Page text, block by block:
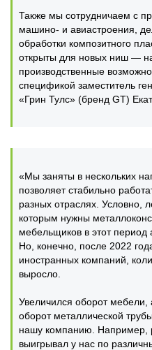
Также мы сотрудничаем с
машино- и авиастроения,
обработки композитного
открыты для новых ниш —
производственные
спецификой заместитель
«Грин Тулс» (бренд GT)
«Мы заняты в нескольких
позволяет стабильно
разных отраслях. Условно,
которым нужны
мебельщиков в этот период
Но, конечно, после 2022
иностранных компаний,
выросло.
Увеличился оборот мебели,
оборот металлической
нашу компанию. Например,
выигрывал у нас по